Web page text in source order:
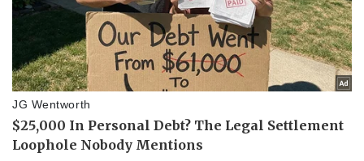
Pháp luật
Vụ án
Tin nóng
Tư vấn luật
Quân sự - Quốc phòng
Vũ khí
Việt Nam
Phân tích